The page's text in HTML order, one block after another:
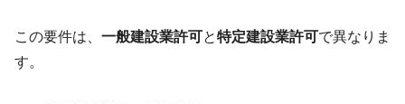
この要件は、 一般建設業許可と特定建設業許可で異なりま
す。